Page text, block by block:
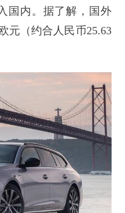
国内。据了解，国外
元（约合人民币25.63